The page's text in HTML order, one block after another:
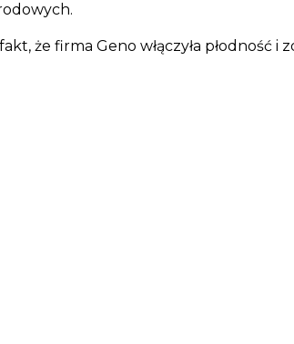
że firma Geno włączyła płodność